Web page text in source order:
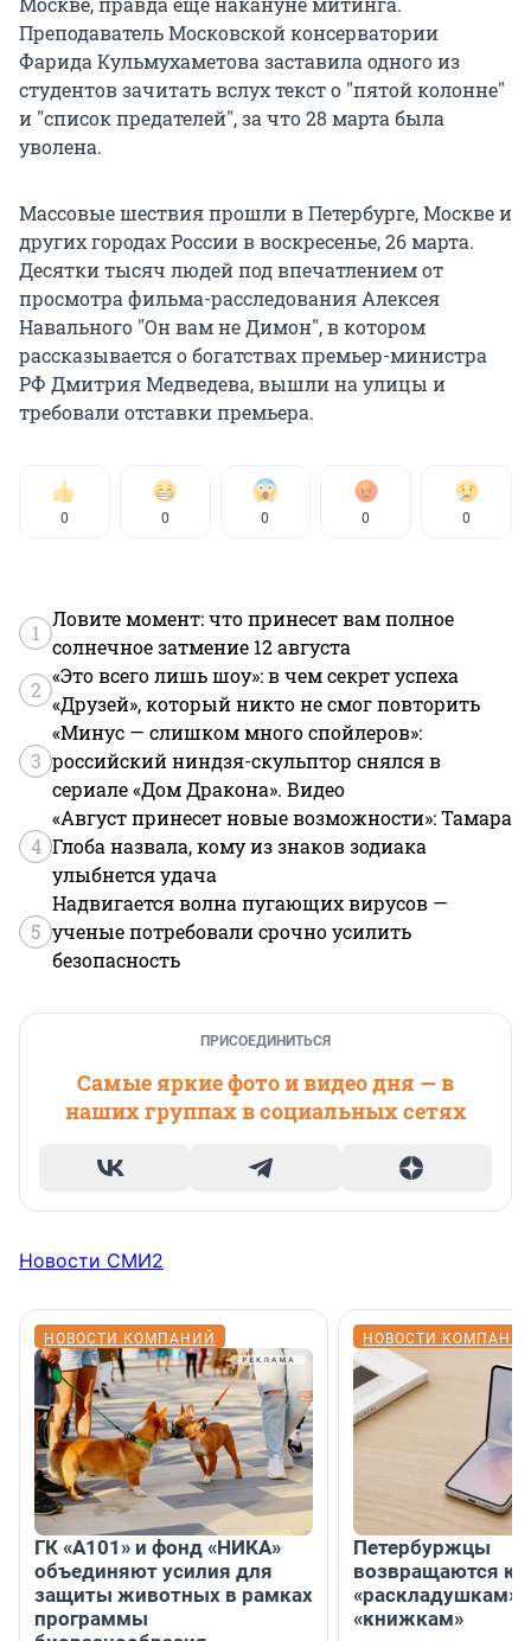
Преподаватель Московской консерватории
Фарида Кульмухаметова заставила одного из
студентов зачитать вслух текст о "пятой колонне"
и "список предателей", за что 28 марта была
уволена.
Массовые шествия прошли в Петербурге, Москве и
других городах России в воскресенье, 26 марта.
Десятки тысяч людей под впечатлением от
просмотра фильма-расследования Алексея
Навального "Он вам не Димон", в котором
рассказывается о богатствах премьер-министра
РФ Дмитрия Медведева, вышли на улицы и
требовали отставки премьера.
0 0 0 0 0
1
Ловите момент: что принесет вам полное
солнечное затмение 12 августа
2
«Это всего лишь шоу»: в чем секрет успеха
«Друзей», который никто не смог повторить
3
«Минус — слишком много спойлеров»:
российский ниндзя-скульптор снялся в
сериале «Дом Дракона». Видео
4
«Август принесет новые возможности»: Тамара
Глоба назвала, кому из знаков зодиака
улыбнется удача
5
Надвигается волна пугающих вирусов —
ученые потребовали срочно усилить
безопасность
ПРИСОЕДИНИТЬСЯ
Самые яркие фото и видео дня — в
наших группах в социальных сетях
Новости СМИ2
НОВОСТИ КОМПАНИЙ
ГК «А101» и фонд «НИКА»
объединяют усилия для
защиты животных в рамках
программы
НОВОСТИ
Петербуржцы
возвращаются к
«раскладушкам»
«книжкам»